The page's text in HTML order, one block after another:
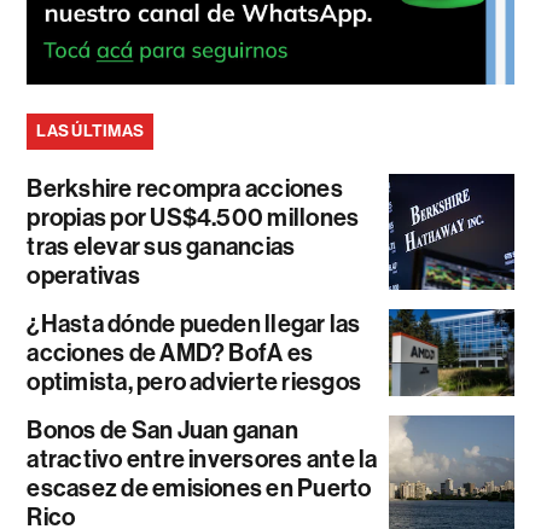
LAS ÚLTIMAS
Berkshire recompra acciones
propias por US$4.500 millones
tras elevar sus ganancias
operativas
¿Hasta dónde pueden llegar las
acciones de AMD? BofA es
optimista, pero advierte riesgos
Bonos de San Juan ganan
atractivo entre inversores ante la
escasez de emisiones en Puerto
Rico